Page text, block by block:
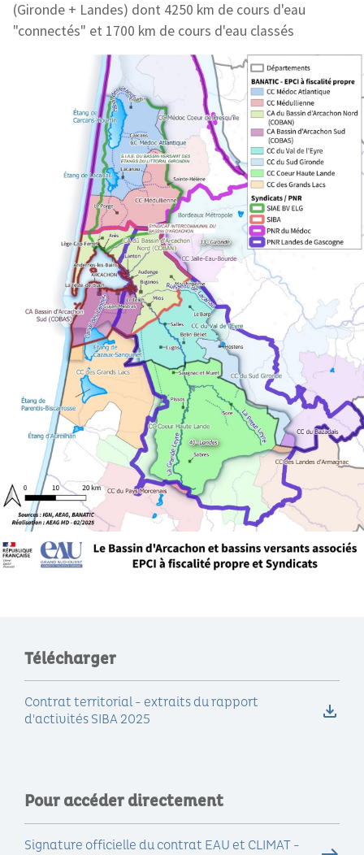
(Gironde + Landes) dont 4250 km de cours d'eau
"connectés" et 1700 km de cours d'eau classés
Télécharger
Contrat territorial - extraits du rapport
d'activités SIBA 2025
Pour accéder directement
Signature officielle du contrat EAU et CLIMAT -